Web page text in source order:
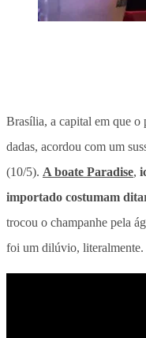
Brasília, a capital em que o
dadas, acordou com um
(10/5). A boate Paradise,
importado costumam
trocou o champanhe pela
foi um dilúvio, literalmente.